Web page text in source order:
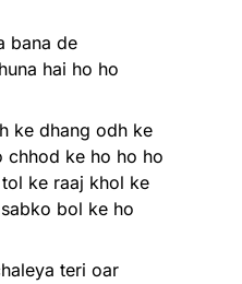
bana de
hai ho ho
ke dhang odh ke
chhod ke ho ho ho
ke raaj khol ke
bol ke ho
teri oar